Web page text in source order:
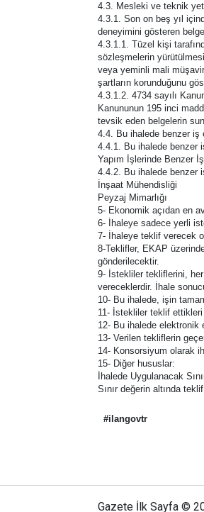
4.3. Mesleki ve teknik
4.3.1. Son on beş yıl
deneyimini gösteren
4.3.1.1. Tüzel kişi
sözleşmelerin
veya yeminli mali
şartların korunduğunu
4.3.1.2. 4734 sayılı
Kanununun 195 inci
tevsik eden belgelerin
4.4. Bu ihalede benzer iş
4.4.1. Bu ihalede benzer
Yapım İşlerinde Benzer
4.4.2. Bu ihalede benzer
İnşaat Mühendisliği
Peyzaj Mimarlığı
5- Ekonomik açıdan en
6- İhaleye sadece yerli
7- İhaleye teklif verecek
8-Teklifler, EKAP
gönderilecektir.
9- İstekliler tekliflerini,
vereceklerdir. İhale
10- Bu ihalede, işin
11- İstekliler teklif
12- Bu ihalede elektronik
13- Verilen tekliflerin
14- Konsorsiyum olarak
15- Diğer hususlar:
İhalede Uygulanacak
Sınır değerin altında
#ilangovtr
Gazete İlk Sayfa ©